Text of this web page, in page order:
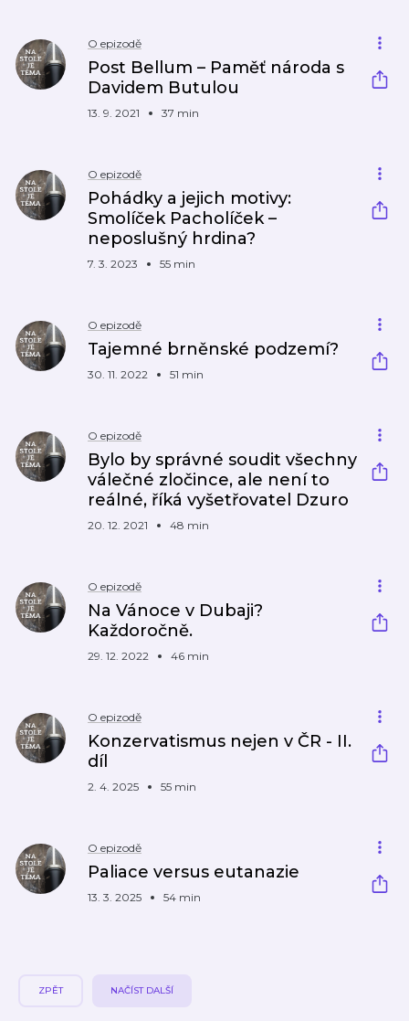
O epizodě
Post Bellum – Paměť národa s
Davidem Butulou
13. 9. 2021 37 min
O epizodě
Pohádky a jejich motivy:
Smolíček Pacholíček –
neposlušný hrdina?
7. 3. 2023 55 min
O epizodě
Tajemné brněnské podzemí?
30. 11. 2022 51 min
O epizodě
Bylo by správné soudit všechny
válečné zločince, ale není to
reálné, říká vyšetřovatel Dzuro
20. 12. 2021 48 min
O epizodě
Na Vánoce v Dubaji?
Každoročně.
29. 12. 2022 46 min
O epizodě
Konzervatismus nejen v ČR - II.
díl
2. 4. 2025 55 min
O epizodě
Paliace versus eutanazie
13. 3. 2025 54 min
ZPĚT NAČÍST DALŠÍ